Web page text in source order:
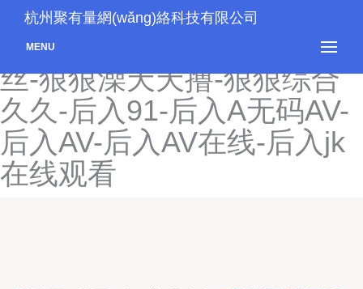
狠狠色综合久久-狠狠色综合
网站久久-狠狠在线观看黑
丝-狠狠澡天天撸-狠狠综合
久久-后入91-后入A无码AV-
后入AV-后入AV在线-后入jk
在线观看
杭州聚有量網(wǎng)絡科技有限公司
MENU